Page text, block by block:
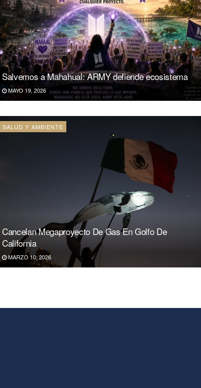
Salvemos a Mahahual: ARMY defiende ecosistema
MAYO 19, 2026
SALUD Y AMBIENTE
Cancelan Megaproyecto De Gas En Golfo De
California
MARZO 10, 2026